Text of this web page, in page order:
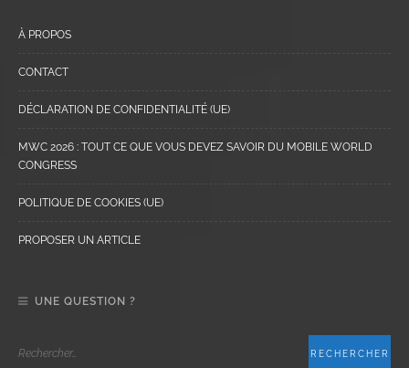
À PROPOS
CONTACT
DÉCLARATION DE CONFIDENTIALITÉ (UE)
MWC 2026 : TOUT CE QUE VOUS DEVEZ SAVOIR DU MOBILE WORLD
CONGRESS
POLITIQUE DE COOKIES (UE)
PROPOSER UN ARTICLE
UNE QUESTION ?